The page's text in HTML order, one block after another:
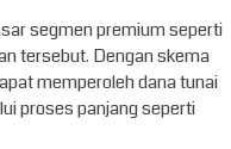
segmen premium seperti
tersebut. Dengan skema
memperoleh dana tunai
proses panjang seperti